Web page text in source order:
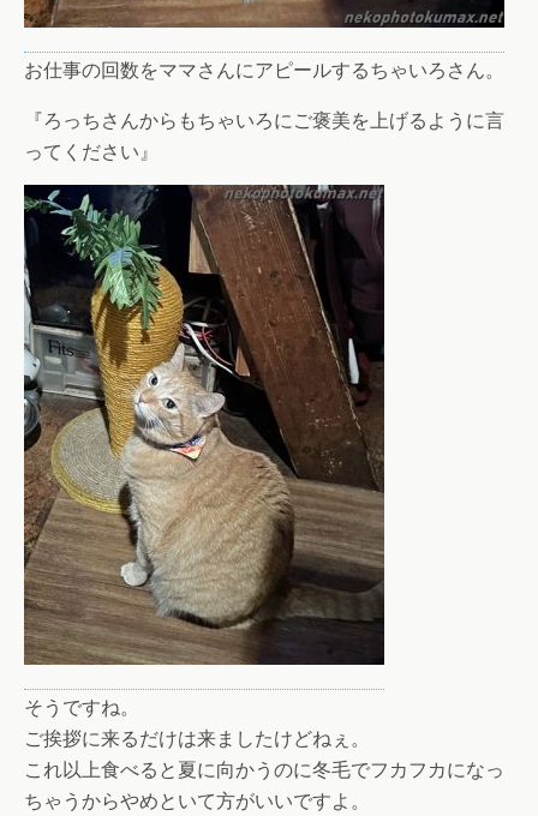
お仕事の回数をママさんにアピールするちゃいろさん。
『ろっちさんからもちゃいろにご褒美を上げるように言
ってください』
そうですね。
ご挨拶に来るだけは来ましたけどねぇ。
これ以上食べると夏に向かうのに冬毛でフカフカになっ
ちゃうからやめといて方がいいですよ。